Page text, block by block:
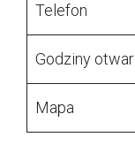
Telefon
Godziny
Mapa